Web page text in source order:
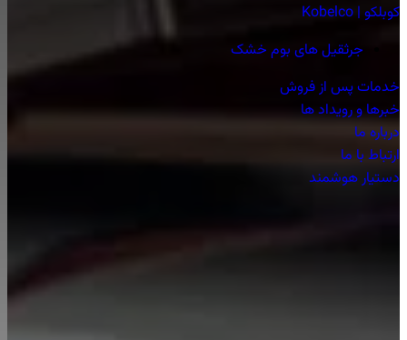
کوبلکو | Kobelco
جرثقیل های بوم خشک
خدمات پس از فروش
خبرها و رویداد ها
درباره ما
ارتباط با ما
دستیار هوشمند